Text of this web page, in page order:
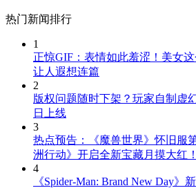
热门新闻排行
1
正惊GIF：表情如此羞涩！美女
让人遐想连篇
2
版权问题随时下架？玩家自制虚
日上线
3
热点预告：《魔兽世界》怀旧服
洲行动》开启全新宝藏月摸大红！
4
《Spider-Man: Brand New Day》